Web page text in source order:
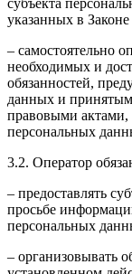
субъекта
указанных в
– самостоятельно
необходимых и
обязанностей,
данных и
правовыми актами,
персональных
3.2. Оператор
– предоставлять
просьбе
персональных
– организовывать